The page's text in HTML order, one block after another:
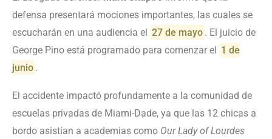
defensa presentará mociones importantes, las cuales se
escucharán en una audiencia el 27 de mayo . El juicio de
George Pino está programado para comenzar el 1 de
junio .
El accidente impactó profundamente a la comunidad de
escuelas privadas de Miami-Dade, ya que las 12 chicas a
bordo asistían a academias como Our Lady of Lourdes